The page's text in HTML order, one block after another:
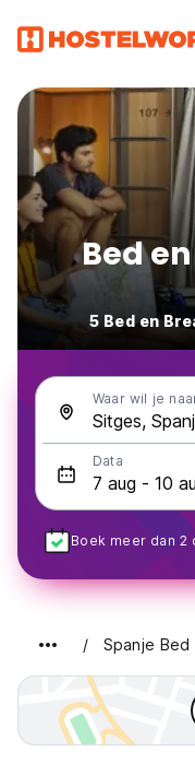
Bed
5 Bed en
Waar wil je
Data
Boek meer dan 2
Spanje Bed